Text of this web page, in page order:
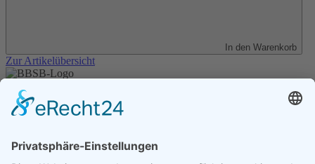
In den Warenkorb
Zur Artikelübersicht
Unser Angebot
Shop
Datenschutz